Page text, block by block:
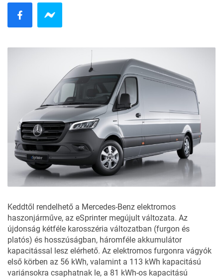
Keddtől rendelhető a Mercedes-Benz elektromos
haszonjárműve, az eSprinter megújult változata. Az
újdonság kétféle karosszéria változatban (furgon és
platós) és hosszúságban, háromféle akkumulátor
kapacitással lesz elérhető. Az elektromos furgonra vágyók
első körben az 56 kWh, valamint a 113 kWh kapacitású
variánsokra csaphatnak le, a 81 kWh-os kapacitású